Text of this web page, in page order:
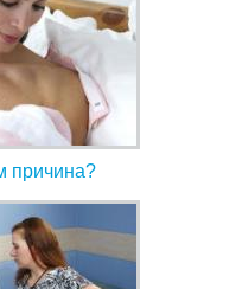
причина?